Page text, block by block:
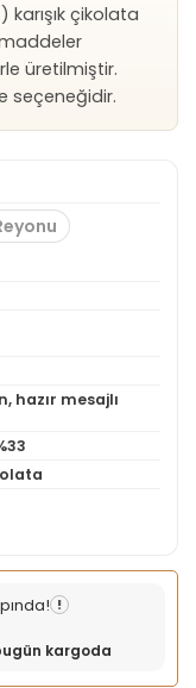
çikolata
üretilmiştir.
seçeneğidir.
hazır mesajlı
!
kargoda